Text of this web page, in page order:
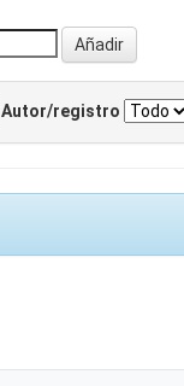
Autor/registro